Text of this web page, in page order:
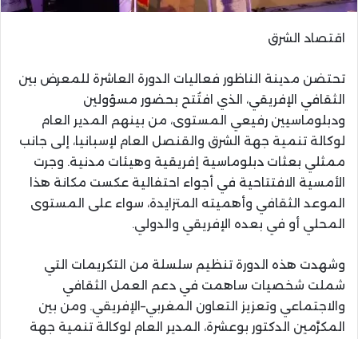
اقتصاد الشرق
تحتضن مدينة الناظور فعاليات الدورة العاشرة للمعرض بين
الثقافي الإفريقي، الذي افتُتح بحضور مسؤولين
ودبلوماسيين رفيعي المستوى، من بينهم المدير العام
لوكالة تنمية جهة الشرق والقنصل العام لإسبانيا، إلى جانب
ممثلي بعثات دبلوماسية إفريقية وهيئات مدنية. وجرت
الأمسية الافتتاحية في أجواء احتفالية عكست مكانة هذا
الموعد الثقافي وأهميته المتزايدة، سواء على المستوى
المحلي أو في بعده الإفريقي والدولي.
وشهدت هذه الدورة تنظيم سلسلة من التكريمات التي
شملت شخصيات ساهمت في دعم العمل الثقافي
والاجتماعي وتعزيز التعاون المغربي–الإفريقي. ومن بين
المكرَّمين الدكتور بوعشرة، المدير العام لوكالة تنمية جهة